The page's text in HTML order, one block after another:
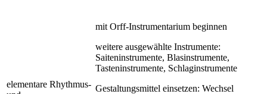
elementare Rhythmus-
mit Orff-Instrumentarium beginnen
weitere ausgewählte Instrumente:
Saiteninstrumente, Blasinstrumente,
Tasteninstrumente, Schlaginstrumente
Gestaltungsmittel einsetzen: Wechsel